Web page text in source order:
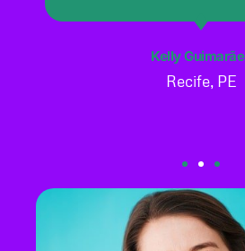
Kelly
Recife, PE